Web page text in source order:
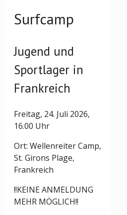
Surfcamp
Jugend und
Sportlager in
Frankreich
Freitag, 24. Juli 2026,
16.00 Uhr
Ort: Wellenreiter Camp,
St. Girons Plage,
Frankreich
!!KEINE ANMELDUNG
MEHR MÖGLICH!!